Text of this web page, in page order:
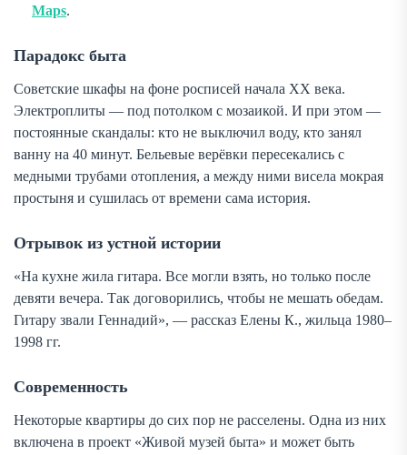
Maps.
Парадокс быта
Советские шкафы на фоне росписей начала XX века.
Электроплиты — под потолком с мозаикой. И при этом —
постоянные скандалы: кто не выключил воду, кто занял
ванну на 40 минут. Бельевые верёвки пересекались с
медными трубами отопления, а между ними висела мокрая
простыня и сушилась от времени сама история.
Отрывок из устной истории
«На кухне жила гитара. Все могли взять, но только после
девяти вечера. Так договорились, чтобы не мешать обедам.
Гитару звали Геннадий», — рассказ Елены К., жильца 1980–
1998 гг.
Современность
Некоторые квартиры до сих пор не расселены. Одна из них
включена в проект «Живой музей быта» и может быть